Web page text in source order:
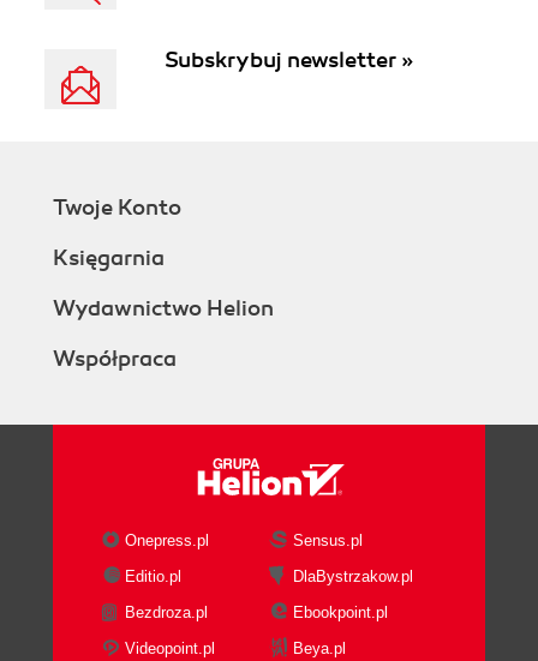
Subskrybuj newsletter »
Twoje Konto
Księgarnia
Wydawnictwo Helion
Współpraca
Onepress.pl
Sensus.pl
Editio.pl
DlaBystrzakow.pl
Bezdroza.pl
Ebookpoint.pl
Videopoint.pl
Beya.pl